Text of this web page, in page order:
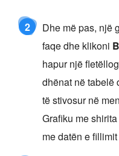
2
Dhe më pas, një
faqe dhe klikoni
hapur një
dhënat në tabelë
të stivosur në
Grafiku me
me datën e